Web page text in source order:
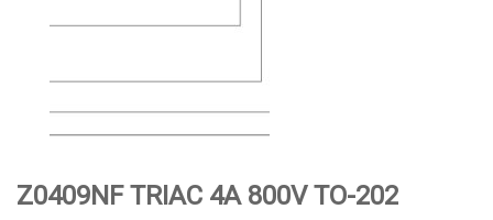
Z0409NF TRIAC 4A 800V TO-202